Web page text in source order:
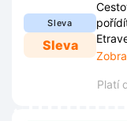
Sleva
Sleva
v
Platí